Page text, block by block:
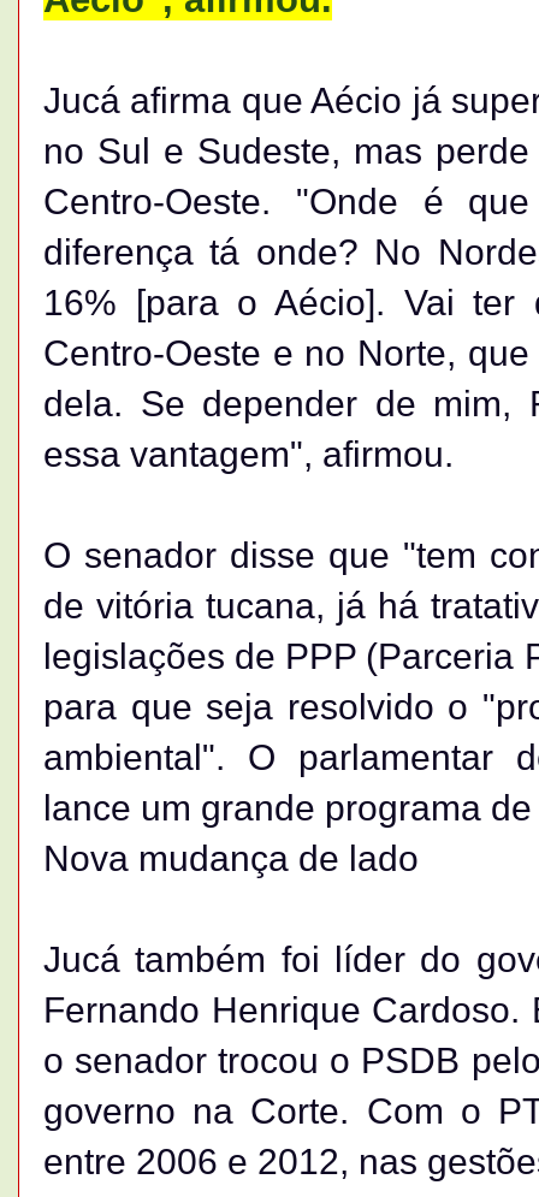
Jucá afirma que Aécio já
no Sul e Sudeste, mas
Centro-Oeste. "Onde é
diferença tá onde? No
16% [para o Aécio]. Vai
Centro-Oeste e no Norte,
dela. Se depender de mim,
essa vantagem", afirmou.
O senador disse que "tem
de vitória tucana, já há
legislações de PPP (Parceria
para que seja resolvido o
ambiental". O parlamentar
lance um grande programa
Nova mudança de lado
Jucá também foi líder do
Fernando Henrique
o senador trocou o PSDB
governo na Corte. Com o
entre 2006 e 2012, nas